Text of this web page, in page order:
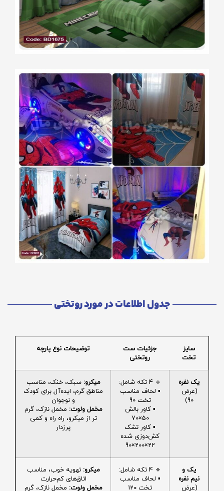
جدول اطلاعات در مورد روتختی
سایز
تخت
جزئیات ست
روتختی
توضیحات نوع پارچه
یک نفره
(عرض
90)
🔹 4 تکه شامل:
▪️ لحاف مناسب
تخت 90
▪️ کاور بالش
50×70
▪️ کاور تشک
کش‌دوزی شده
22×200×90
میکرو: سبک، خنک، مناسب
مناطق گرم، ایده‌آل برای کودک
و نوجوان
مخمل ولوت: مخمل نازک، گرم
تر از میکرو، راه راه و کمی
پرزدار
یک و
نیم نفره
(عرض
🔹 4 تکه شامل:
▪️ لحاف مناسب
تخت 120
میکرو: تهویه خوب، مناسب
اتاق‌های کم‌حرارت
مخمل ولوت: مخمل نازک، گرم